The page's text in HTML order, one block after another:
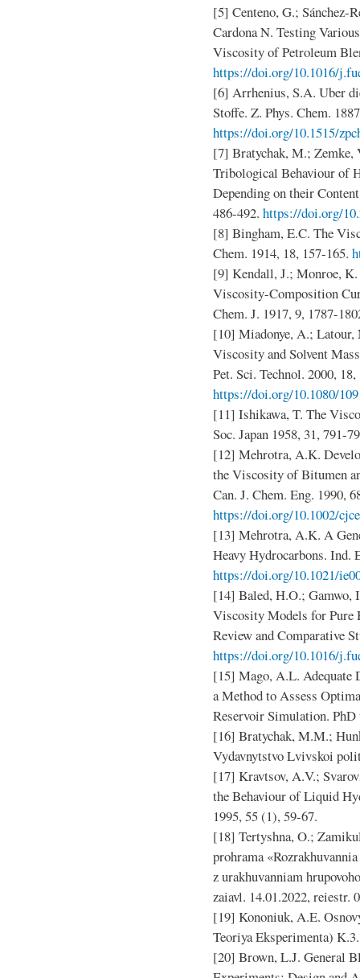
[5] Centeno, G.; Sánchez-
Cardona N. Testing
Viscosity of Petroleum
https://doi.org/10.1016/
[6] Arrhenius, S.A. Uber
Stoffe. Z. Phys. Chem.
https://doi.org/10.1515/
[7] Bratychak, M.; Zemke,
Tribological Behaviour of
Depending on their
486-492. https://doi.org/
[8] Bingham, E.C. The
Chem. 1914, 18, 157-165.
[9] Kendall, J.; Monroe,
Viscosity-Composition
Chem. J. 1917, 9, 1787-
[10] Miadonye, A.;
Viscosity and Solvent
Pet. Sci. Technol. 2000,
https://doi.org/10.1080/
[11] Ishikawa, T. The
Soc. Japan 1958, 31, 791-
[12] Mehrotra, A.K.
the Viscosity of Bitumen
Can. J. Chem. Eng. 1990,
https://doi.org/10.1002/
[13] Mehrotra, A.K. A
Heavy Hydrocarbons. Ind.
https://doi.org/10.1021/
[14] Baled, H.O.;
Viscosity Models for Pure
Review and Comparative
https://doi.org/10.1016/
[15] Mago, A.L. Adequate
a Method to Assess
Reservoir Simulation.
[16] Bratychak, M.M.;
Vydavnytstvo Lvivskoi
[17] Kravtsov, A.V.;
the Behaviour of Liquid
1995, 55 (1), 59-67.
[18] Tertyshna, O.;
prohrama
z urakhuvanniam
zaiavl. 14.01.2022, reiestr.
[19] Kononiuk, A.E.
Teoriya Eksperimenta)
[20] Brown, L.J. General